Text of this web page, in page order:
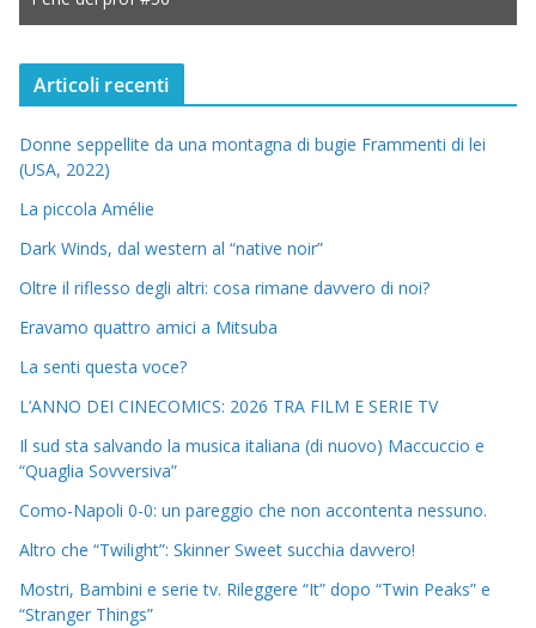
Articoli recenti
Donne seppellite da una montagna di bugie Frammenti di lei
(USA, 2022)
La piccola Amélie
Dark Winds, dal western al “native noir”
Oltre il riflesso degli altri: cosa rimane davvero di noi?
Eravamo quattro amici a Mitsuba
La senti questa voce?
L’ANNO DEI CINECOMICS: 2026 TRA FILM E SERIE TV
Il sud sta salvando la musica italiana (di nuovo) Maccuccio e
“Quaglia Sovversiva”
Como-Napoli 0-0: un pareggio che non accontenta nessuno.
Altro che “Twilight”: Skinner Sweet succhia davvero!
Mostri, Bambini e serie tv. Rileggere “It” dopo “Twin Peaks” e
“Stranger Things”